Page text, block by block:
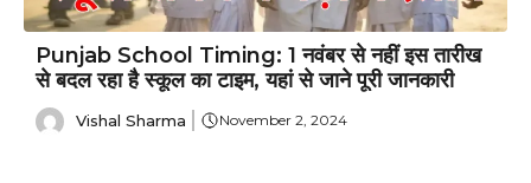
Punjab School Timing: 1 नवंबर से नहीं इस तारीख
से बदल रहा है स्कूल का टाइम, यहां से जाने पूरी जानकारी
Vishal Sharma November 2, 2024